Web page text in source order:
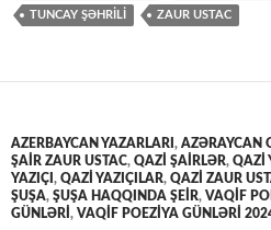
TUNCAY ŞƏHRİLİ ZAUR USTAC
AZERBAYCAN YAZARLARI , AZƏRAYCAN
ŞAİR ZAUR USTAC, QAZİ ŞAİRLƏR, QAZİ
YAZIÇI , QAZİ YAZIÇILAR, QAZİ ZAUR
ŞUŞA, ŞUŞA HAQQINDA ŞEİR, VAQIF
GÜNLƏRİ , VAQIF POEZIYA GÜNLƏRI